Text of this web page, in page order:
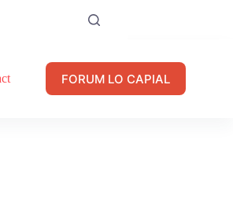
FORUM LO CAPIAL